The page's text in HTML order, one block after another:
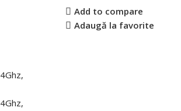
Add to compare
Adaugă la favorite